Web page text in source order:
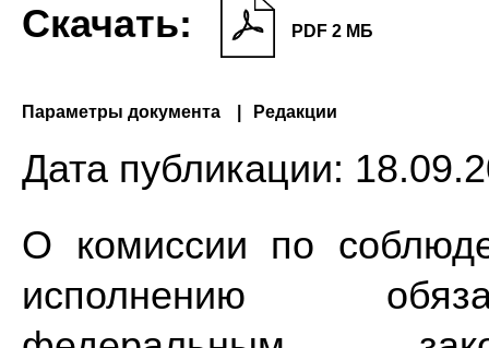
Скачать: PDF 2 МБ
Параметры документа Редакции
Дата публикации:
О комиссии по
исполнению